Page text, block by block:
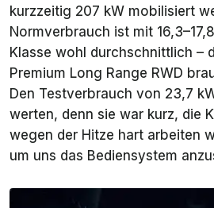
kurzzeitig 207 kW mobilisiert
Normverbrauch ist mit
Klasse wohl durchschnittlich –
Premium Long Range RWD
Den Testverbrauch von 23,7
werten, denn sie war kurz, die
wegen der Hitze hart arbeiten
um uns das Bediensystem